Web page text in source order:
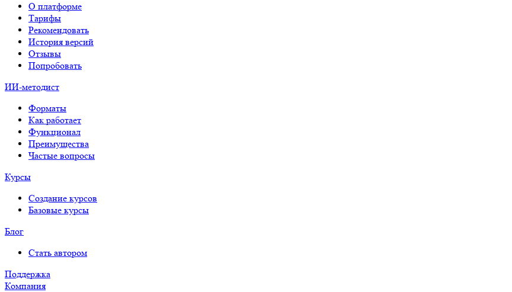
О платформе
Тарифы
Рекомендовать
История версий
Отзывы
Попробовать
ИИ-методист
Форматы
Как работает
Функционал
Преимущества
Частые вопросы
Курсы
Создание курсов
Базовые курсы
Блог
Стать автором
Поддержка
Компания